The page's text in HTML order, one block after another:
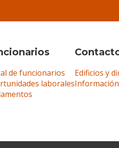
de funcionarios
laborales
Edificios y